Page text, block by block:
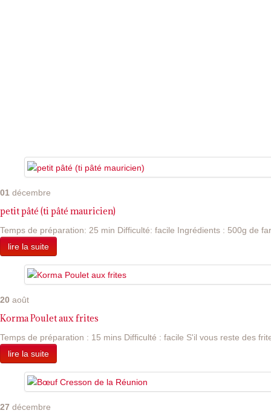
01 décembre
petit pâté (ti pâté mauricien)
Temps de préparation: 25 min Difficulté: facile Ingrédients : 500g de
lire la suite
20 août
Korma Poulet aux frites
Temps de préparation : 15 mins Difficulté : facile S'il vous reste des
lire la suite
27 décembre